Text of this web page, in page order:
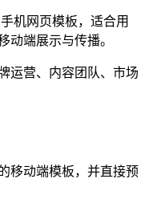
机网页模板，适合用
动端展示与传播。
运营、内容团队、市场
移动端模板，并直接预